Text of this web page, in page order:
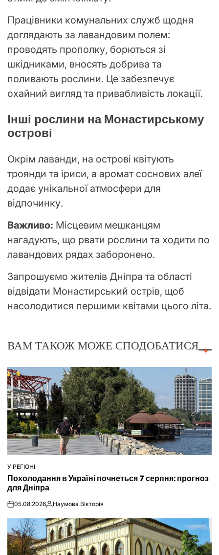
Працівники комунальних служб щодня
доглядають за лавандовим полем:
проводять прополку, борються зі
шкідниками, вносять добрива та
поливають рослини. Це забезпечує
охайний вигляд та привабливість локації.
Інші рослини на Монастирському
острові
Окрім лаванди, на острові квітують
троянди та іриси, а аромат соснових алеї
додає унікальної атмосфери для
відпочинку.
Важливо: Місцевим мешканцям
нагадують, що рвати рослини та ходити по
лавандових рядах заборонено.
Запрошуємо жителів Дніпра та області
відвідати Монастирський острів, щоб
насолодитися першими квітами цього літа.
ВАМ ТАКОЖ МОЖЕ СПОДОБАТИСЯ
ОПУБЛІКУВАТИ
У РЕГІОНІ
Похолодання в Україні почнеться 7 серпня: прогноз
для Дніпра
on05.08.2026Опубліковано
Наумова Вікторія